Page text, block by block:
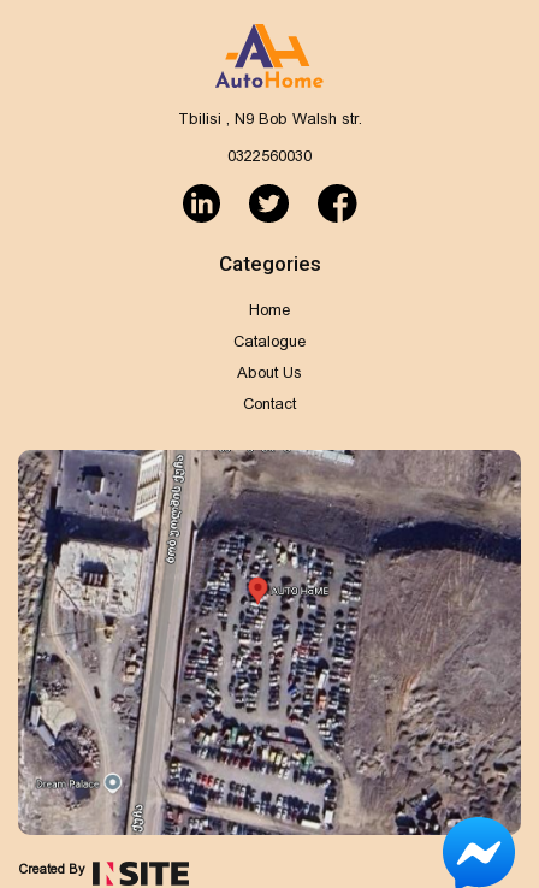
Tbilisi , N9 Bob Walsh str.
0322560030
Categories
Home
Catalogue
About Us
Contact
Created By